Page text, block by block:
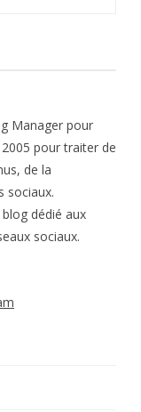
Manager pour
pour traiter de
de la
sociaux.
dédié aux
sociaux.